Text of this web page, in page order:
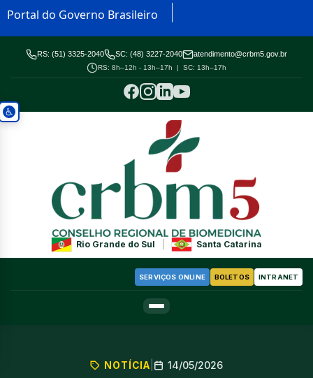
Portal do Governo Brasileiro
RS: (51) 3325-2040 SC: (48) 3227-2040 atendimento@crbm5.gov.br
RS: 8h–12h - 13h–17h | SC: 13h–17h
Rio Grande do Sul Santa Catarina
SERVIÇOS ONLINE BOLETOS INTRANET
NOTÍCIA 14/05/2026